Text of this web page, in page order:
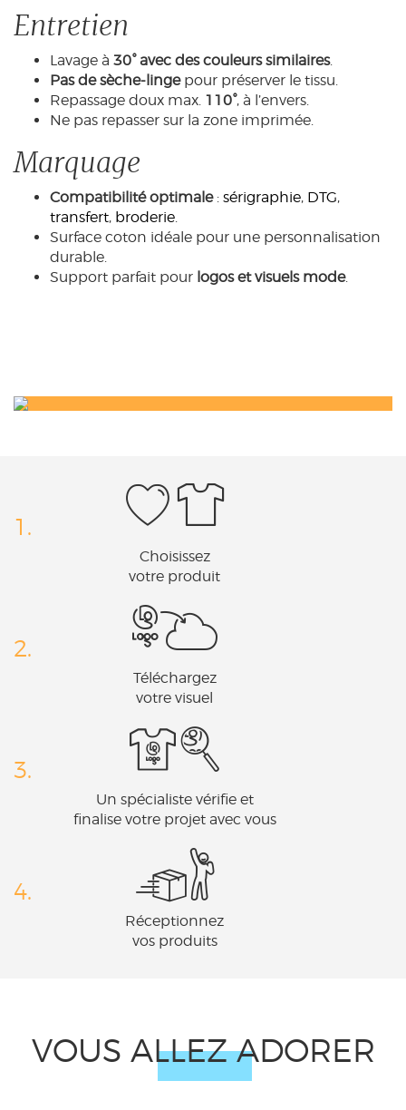
Entretien
Lavage à 30° avec des couleurs similaires.
Pas de sèche-lingepour préserver le tissu.
Repassage doux max. 110°, à l’envers.
Ne pas repasser sur la zone imprimée.
Marquage
Compatibilité optimale: sérigraphie, DTG,
transfert, broderie.
Surface coton idéale pour une personnalisation
durable.
Support parfait pour logos et visuels mode.
1.
Choisissez
votre produit
2.
Téléchargez
votre visuel
3.
Un spécialiste vérifie et
finalise votre projet avec vous
4.
Réceptionnez
vos produits
VOUS ALLEZ ADORER